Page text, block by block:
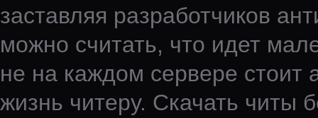
заставляя разработчиков
можно считать, что идет
не на каждом сервере стоит
жизнь читеру. Скачать читы